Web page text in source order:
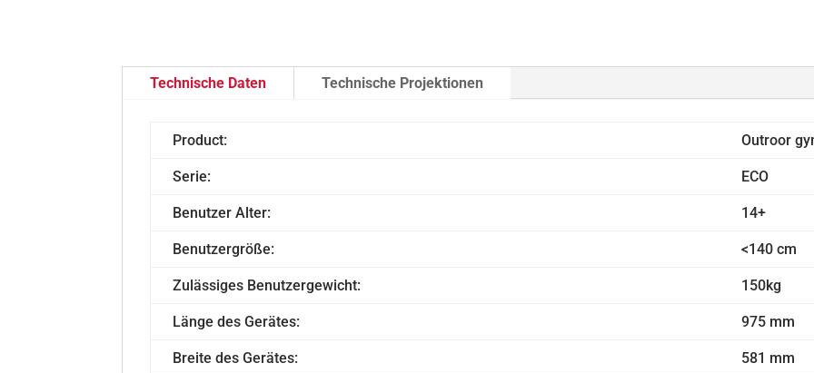
Technische Daten Technische Projektionen
Product: Outroor
Serie: ECO
Benutzer Alter: 14+
Benutzergröße: <140 cm
Zulässiges Benutzergewicht: 150kg
Länge des Gerätes: 975 mm
Breite des Gerätes: 581 mm